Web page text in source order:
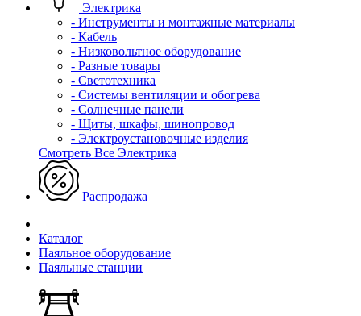
Электрика
- Инструменты и монтажные материалы
- Кабель
- Низковольтное оборудование
- Разные товары
- Светотехника
- Системы вентиляции и обогрева
- Солнечные панели
- Щиты, шкафы, шинопровод
- Электроустановочные изделия
Смотреть Все Электрика
Распродажа
Каталог
Паяльное оборудование
Паяльные станции